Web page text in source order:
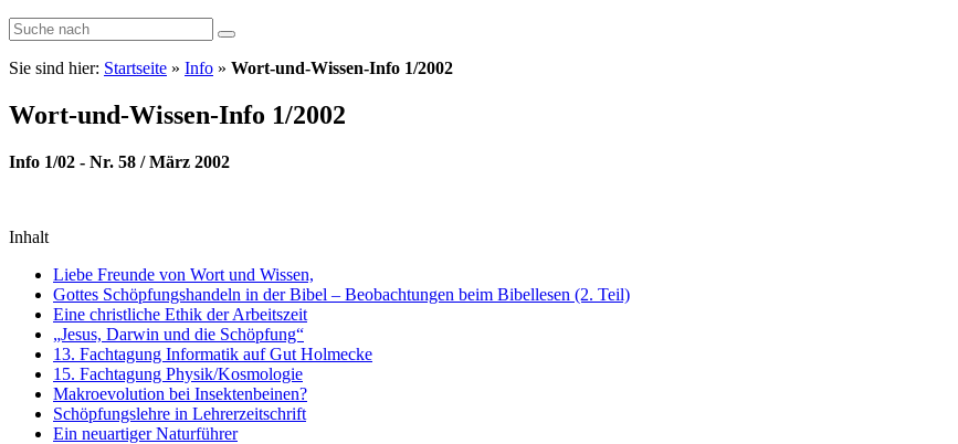
Sie sind hier: Startseite » Info » Wort-und-Wissen-Info 1/2002
Wort-und-Wissen-Info 1/2002
Info 1/02 - Nr. 58 / März 2002
Inhalt
Liebe Freunde von Wort und Wissen,
Gottes Schöpfungshandeln in der Bibel – Beobachtungen beim Bibellesen (2. Teil)
Eine christliche Ethik der Arbeitszeit
„Jesus, Darwin und die Schöpfung“
13. Fachtagung Informatik auf Gut Holmecke
15. Fachtagung Physik/Kosmologie
Makroevolution bei Insektenbeinen?
Schöpfungslehre in Lehrerzeitschrift
Ein neuartiger Naturführer